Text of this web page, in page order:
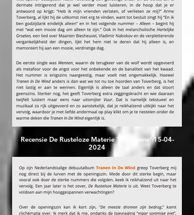
Recensie De Rusteloze Materie 'Muziscene' 15-04-
2024